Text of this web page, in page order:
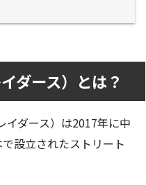
ダース）とは？
ダース）は2017年に中
設立されたストリート